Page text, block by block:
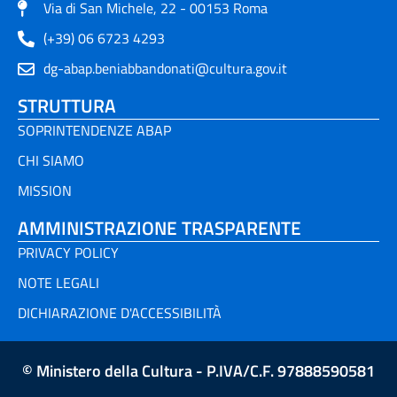
Via di San Michele, 22 - 00153 Roma
(+39) 06 6723 4293
dg-abap.beniabbandonati@cultura.gov.it
STRUTTURA
SOPRINTENDENZE ABAP
CHI SIAMO
MISSION
AMMINISTRAZIONE TRASPARENTE
PRIVACY POLICY
NOTE LEGALI
DICHIARAZIONE D'ACCESSIBILITÀ
© Ministero della Cultura - P.IVA/C.F. 97888590581